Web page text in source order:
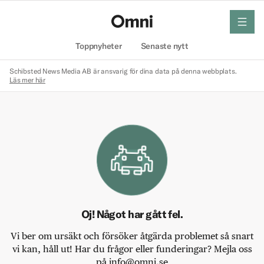
Toppnyheter Senaste nytt
meny
Schibsted News Media AB är ansvarig för dina data på denna webbplats.
Läs mer här
Oj! Något har gått fel.
Vi ber om ursäkt och försöker åtgärda problemet så snart
vi kan, håll ut! Har du frågor eller funderingar? Mejla oss